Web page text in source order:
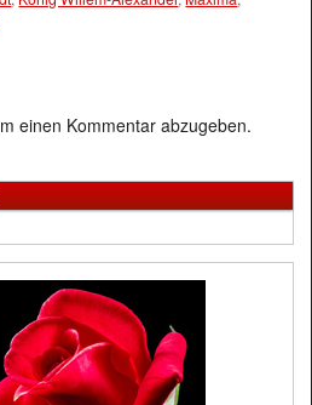
einen Kommentar abzugeben.